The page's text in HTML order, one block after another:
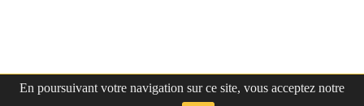
En poursuivant votre navigation sur ce site, vous acceptez notre